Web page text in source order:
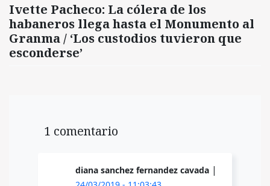
Ivette Pacheco: La cólera de los
habaneros llega hasta el Monumento al
Granma / ‘Los custodios tuvieron que
esconderse’
1 comentario
diana sanchez fernandez cavada |